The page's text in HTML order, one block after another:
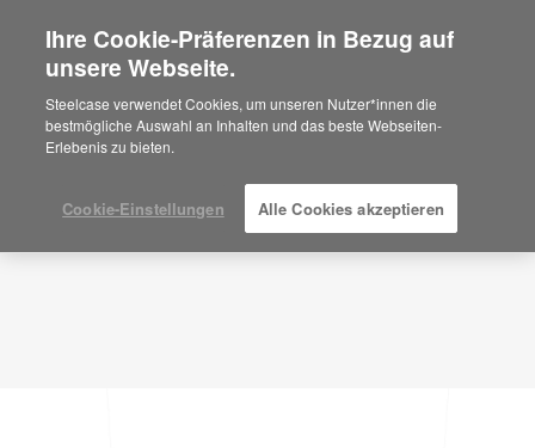
Are you in United States?
Would you like to see Products we sell in
your region?
Americas
Español
Planungsidee
ID: TQ9PS2NH
Ihre Cookie-Präferenzen in Bezug auf
unsere Webseite.
Steelcase verwendet Cookies, um unseren Nutzer*innen die
bestmögliche Auswahl an Inhalten und das beste Webseiten-
Erlebenis zu bieten.
Cookie-Einstellungen Alle Cookies akzeptieren